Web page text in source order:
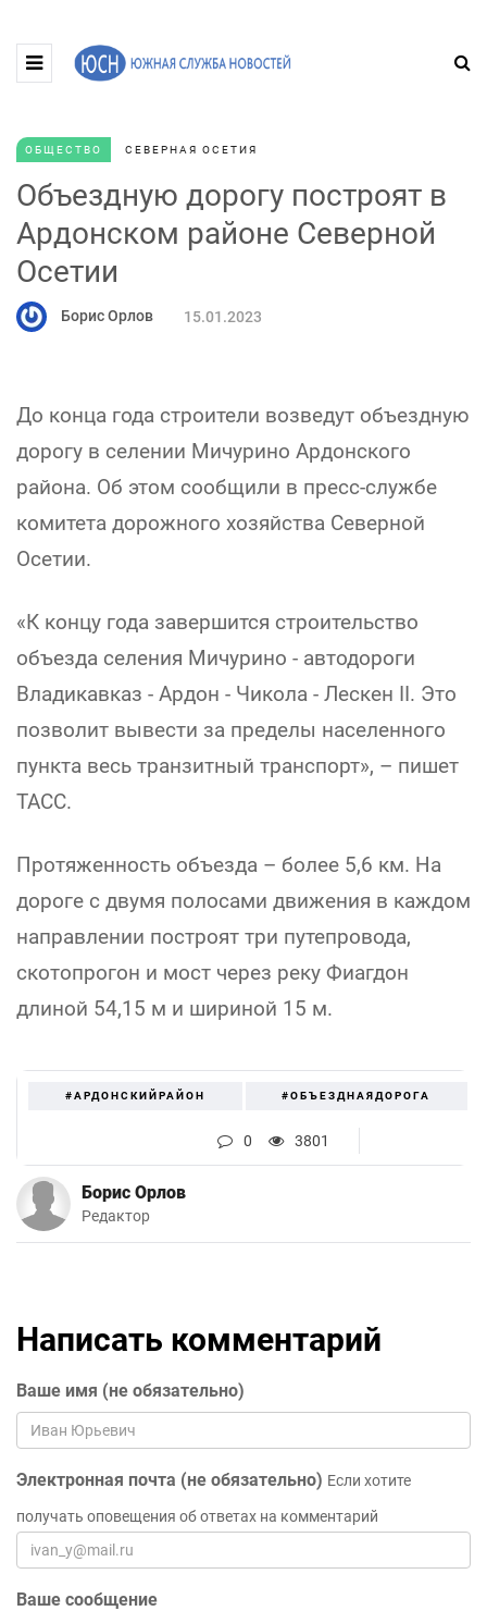
ОБЩЕСТВО СЕВЕРНАЯ ОСЕТИЯ
Объездную дорогу построят в
Ардонском районе Северной
Осетии
Борис Орлов 15.01.2023
До конца года строители возведут объездную
дорогу в селении Мичурино Ардонского
района. Об этом сообщили в пресс-службе
комитета дорожного хозяйства Северной
Осетии.
«К концу года завершится строительство
объезда селения Мичурино - автодороги
Владикавказ - Ардон - Чикола - Лескен II. Это
позволит вывести за пределы населенного
пункта весь транзитный транспорт», – пишет
ТАСС.
Протяженность объезда – более 5,6 км. На
дороге с двумя полосами движения в каждом
направлении построят три путепровода,
скотопрогон и мост через реку Фиагдон
длиной 54,15 м и шириной 15 м.
#АРДОНСКИЙРАЙОН #ОБЪЕЗДНАЯДОРОГА
0 3801
Борис Орлов
Редактор
Написать комментарий
Ваше имя (не обязательно)
Электронная почта (не обязательно) Если хотите
получать оповещения об ответах на комментарий
Ваше сообщение